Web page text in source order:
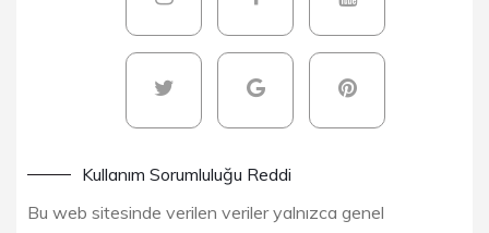
Kullanım Sorumluluğu Reddi
Bu web sitesinde verilen veriler yalnızca genel